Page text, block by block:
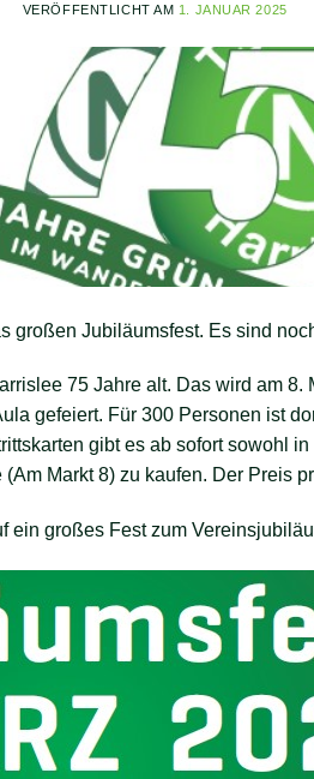
VERÖFFENTLICHT AM 1. JANUAR 2025
großen Jubiläumsfest. Es sind
75 Jahre alt. Das wird am 8.
gefeiert. Für 300 Personen ist
gibt es ab sofort sowohl
Markt 8) zu kaufen. Der Preis
ein großes Fest zum